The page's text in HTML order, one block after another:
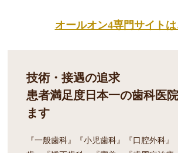
オールオン4専門サイト
技術・接遇の追求
患者満足度日本一の歯科医
ます
『一般歯科』『小児歯科』『口腔外科』